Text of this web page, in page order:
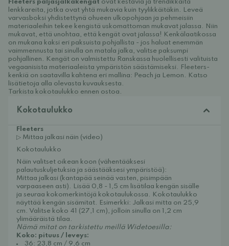
Fleeters paljasjalkakengät ovat kestäviä ja trendikkäitä
lenkkareita, jotka ovat yhtä mukavia kuin tyylikkäitäkin. Leveä
varvasboksi yhdistettynä ohueen ulkopohjaan ja pehmeisiin
materiaaleihin tekee kengistä uskomattoman mukavat jalassa. Niin
mukavat, että unohtaa, että kengät ovat jalassa! Kenkälaatikossa
on mukana kaksi eri paksuista pohjallista - jos haluat enemmän
vaimmennusta tai sinulla on matala jalka, valitse paksumpi
pohjallinen. Kengät on valmistettu Ranskassa huolellisesti valituista
vegaanisista materiaaleista ympäristön säästämiseksi. Fleeters-
kenkiä on saatavilla kahtena eri mallina: Peach ja Lemon. Katso
lisätietoja alla olevasta kuvauksesta.
Tarkista kokotaulukko ennen ostoa.
Kokotaulukko
Fleeters
▷ Mittaa jalkasi näin (video)
Kokotaulukko
Näin valitset oikean koon (vähentääksesi
palautuskuljetuksia ja säästääksesi ympäristöä):
Mittaa jalkasi (kantapää seinää vasten, pisimpään
varpaaseen asti). Lisää 0,8 - 1,5 cm lisätilaa kengän sisälle
ja seuraa kokomerkintöjä kokotaulukossa. Kokotaulukko
näyttää kengän sisämitat. Esimerkki: Jalkasi mitta on 25,9
cm. Valitse koko 41 (27,1 cm), jolloin sinulla on 1,2 cm
ylimääräistä tilaa.
Nämä mitat on tarkistettu meillä Widetoesilla:
Koko: pituus / leveys:
36: 23,8 cm / 9,6 cm